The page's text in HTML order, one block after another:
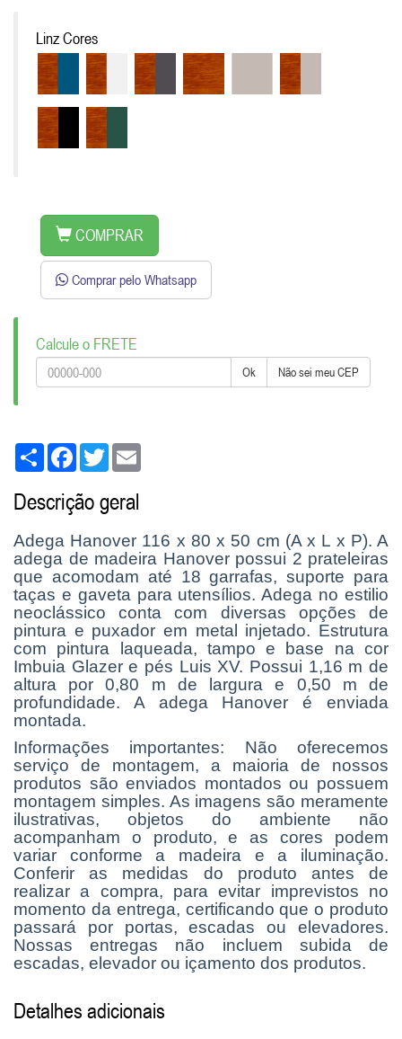
Linz Cores
COMPRAR
Comprar pelo Whatsapp
Calcule o FRETE
Ok Não sei meu CEP
Share FacebookTwitter
Descrição geral
Adega Hanover 116 x 80 x 50 cm (A x L x P). A
adega de madeira Hanover possui 2 prateleiras
que acomodam até 18 garrafas, suporte para
taças e gaveta para utensílios. Adega no estilio
neoclássico conta com diversas opções de
pintura e puxador em metal injetado. Estrutura
com pintura laqueada, tampo e base na cor
Imbuia Glazer e pés Luis XV. Possui 1,16 m de
altura por 0,80 m de largura e 0,50 m de
profundidade. A adega Hanover é enviada
montada.
Informações importantes: Não oferecemos
serviço de montagem, a maioria de nossos
produtos são enviados montados ou possuem
montagem simples. As imagens são meramente
ilustrativas, objetos do ambiente não
acompanham o produto, e as cores podem
variar conforme a madeira e a iluminação.
Conferir as medidas do produto antes de
realizar a compra, para evitar imprevistos no
momento da entrega, certificando que o produto
passará por portas, escadas ou elevadores.
Nossas entregas não incluem subida de
escadas, elevador ou içamento dos produtos.
Detalhes adicionais